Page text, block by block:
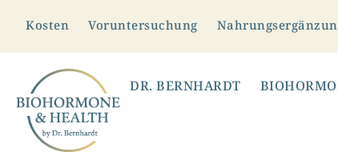
Kosten Voruntersuchung
DR. BERNHARDT